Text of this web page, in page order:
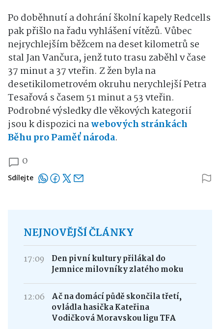
Po doběhnutí a dohrání školní kapely Redcells
pak přišlo na řadu vyhlášení vítězů. Vůbec
nejrychlejším běžcem na deset kilometrů se
stal Jan Vančura, jenž tuto trasu zaběhl v čase
37 minut a 37 vteřin. Z žen byla na
desetikilometrovém okruhu nerychlejší Petra
Tesařová s časem 51 minut a 53 vteřin.
Podrobné výsledky dle věkových kategorií
jsou k dispozici nawebových stránkách
Běhu pro Paměť národa.
0
Sdílejte
NEJNOVĚJŠÍ ČLÁNKY
17:09
Den pivní kultury přilákal do
Jemnice milovníky zlatého moku
12:06
Ač na domácí půdě skončila třetí,
ovládla hasička Kateřina
Vodičková Moravskou ligu TFA